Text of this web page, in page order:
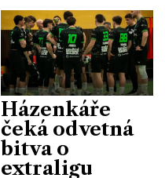
Házenkáře
čeká odvetná
bitva o
extraligu